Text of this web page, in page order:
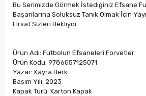
Bu Serimizde Görmek İstediğiniz Efsane
Başarılarına Soluksuz Tanık Olmak İçin
Fırsat Sizleri Bekliyor
Ürün Adı: Futbolun Efsaneleri Forvetler
Ürün Kodu: 9786057125071
Yazar: Kayra Berk
Basım Yılı: 2023
Kapak Türü: Karton Kapak